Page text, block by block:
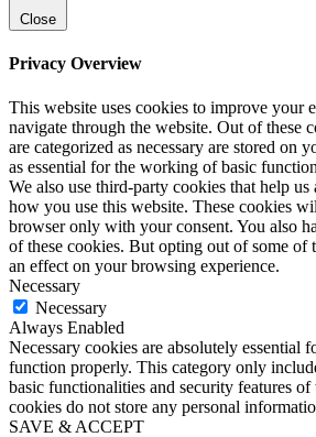
Close
Privacy Overview
This website uses cookies to improve your
navigate through the website. Out of these
are categorized as necessary are stored on
as essential for the working of basic
We also use third-party cookies that help us
how you use this website. These cookies
browser only with your consent. You also
of these cookies. But opting out of some of
an effect on your browsing experience.
Necessary
Necessary
Always Enabled
Necessary cookies are absolutely essential
function properly. This category only
basic functionalities and security features of
cookies do not store any personal
SAVE & ACCEPT